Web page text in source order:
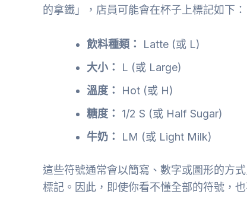
的拿鐵」，店員可能會在杯子上標記如下：
飲料種類：
Latte (或 L)
大小：
L (或 Large)
溫度：
Hot (或 H)
糖度：
1/2 S (或 Half Sugar)
牛奶：
LM (或 Light Milk)
這些符號通常會以簡寫、數字或圖形的方
標記。因此，即使你看不懂全部的符號，